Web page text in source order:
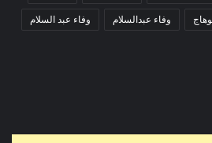
وفاء عبدالسلام وفاء عبد السلام